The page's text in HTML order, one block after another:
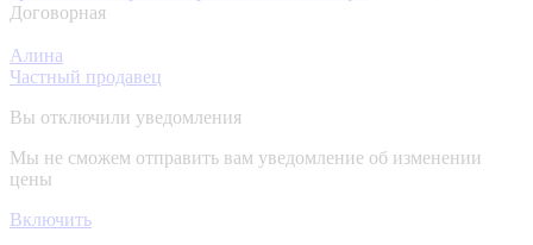
Договорная
Алина
Частный продавец
Вы отключили уведомления
Мы не сможем отправить вам уведомление об изменении
цены
Включить